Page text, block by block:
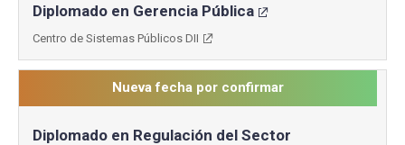
Diplomado en Gerencia Pública
Centro de Sistemas Públicos DII
Nueva fecha por confirmar
Diplomado en Regulación del Sector